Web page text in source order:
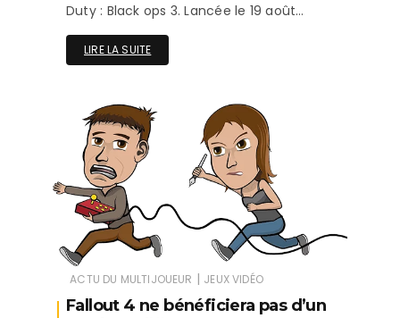
Duty : Black ops 3. Lancée le 19 août…
LIRE LA SUITE
ACTU DU MULTIJOUEUR | JEUX VIDÉO
Fallout 4 ne bénéficiera pas d’un